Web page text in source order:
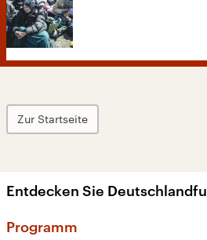
Zur Startseite
Entdecken Sie
Programm